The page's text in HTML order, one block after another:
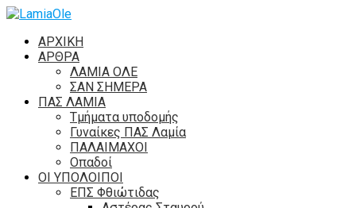
ΑΡΧΙΚΗ
ΑΡΘΡΑ
ΛΑΜΙΑ ΟΛΕ
ΣΑΝ ΣΗΜΕΡΑ
ΠΑΣ ΛΑΜΙΑ
Τμήματα υποδομής
Γυναίκες ΠΑΣ Λαμία
ΠΑΛΑΙΜΑΧΟΙ
Οπαδοί
ΟΙ ΥΠΟΛΟΙΠΟΙ
ΕΠΣ Φθιώτιδας